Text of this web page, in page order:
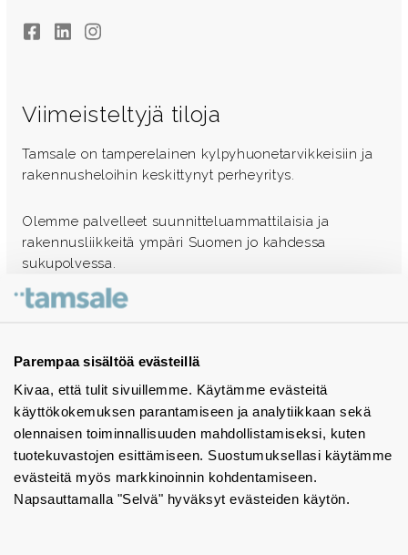
Parempaa sisältöä evästeillä
Kivaa, että tulit sivuillemme. Käytämme evästeitä
käyttökokemuksen parantamiseen ja analytiikkaan sekä
olennaisen toiminnallisuuden mahdollistamiseksi, kuten
tuotekuvastojen esittämiseen. Suostumuksellasi käytämme
evästeitä myös markkinoinnin kohdentamiseen.
Napsauttamalla "Selvä" hyväksyt evästeiden käytön.
FacebookLinkedInInstagram
Viimeisteltyjä tiloja
Tamsale on tamperelainen kylpyhuonetarvikkeisiin ja
rakennusheloihin keskittynyt perheyritys.
Olemme palvelleet suunnitteluammattilaisia ja
rakennusliikkeitä ympäri Suomen jo kahdessa
sukupolvessa.
Ota yhteyttä - autamme mielellämme
Tuotekuvastot
Instagram
BIM-objektit
Yhteystiedot
Tiedotteet